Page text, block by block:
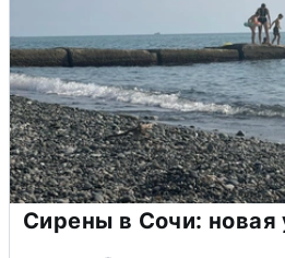
Сирены в Сочи: новая